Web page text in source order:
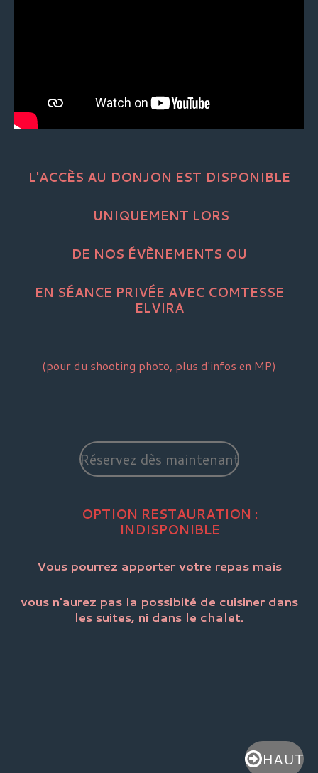
L'ACCÈS AU DONJON EST DISPONIBLE
UNIQUEMENT LORS
DE NOS ÉVÈNEMENTS OU
EN SÉANCE PRIVÉE AVEC COMTESSE
ELVIRA
(pour du shooting photo, plus d'infos en MP)
Réservez dès maintenant
OPTION RESTAURATION :
INDISPONIBLE
Vous pourrez apporter votre repas mais
vous n'aurez pas la possibité de cuisiner dans
les suites, ni dans le chalet.
HAUT